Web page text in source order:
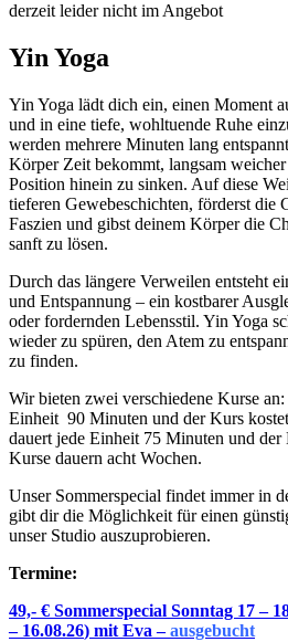
derzeit leider nicht im Angebot
Yin Yoga
Yin Yoga lädt dich ein, einen Moment
und in eine tiefe, wohltuende Ruhe
werden mehrere Minuten lang
Körper Zeit bekommt, langsam
Position hinein zu sinken. Auf diese
tieferen Gewebeschichten, förderst die
Faszien und gibst deinem Körper die
sanft zu lösen.
Durch das längere Verweilen entsteht
und Entspannung – ein kostbarer
oder fordernden Lebensstil. Yin Yoga
wieder zu spüren, den Atem zu
zu finden.
Wir bieten zwei verschiedene Kurse an:
Einheit 90 Minuten und der Kurs
dauert jede Einheit 75 Minuten und
Kurse dauern acht Wochen.
Unser Sommerspecial findet immer in
gibt dir die Möglichkeit für einen
unser Studio auszuprobieren.
Termine:
49,- € Sommerspecial Sonntag 17 –
– 16.08.26) mit Eva –ausgebucht